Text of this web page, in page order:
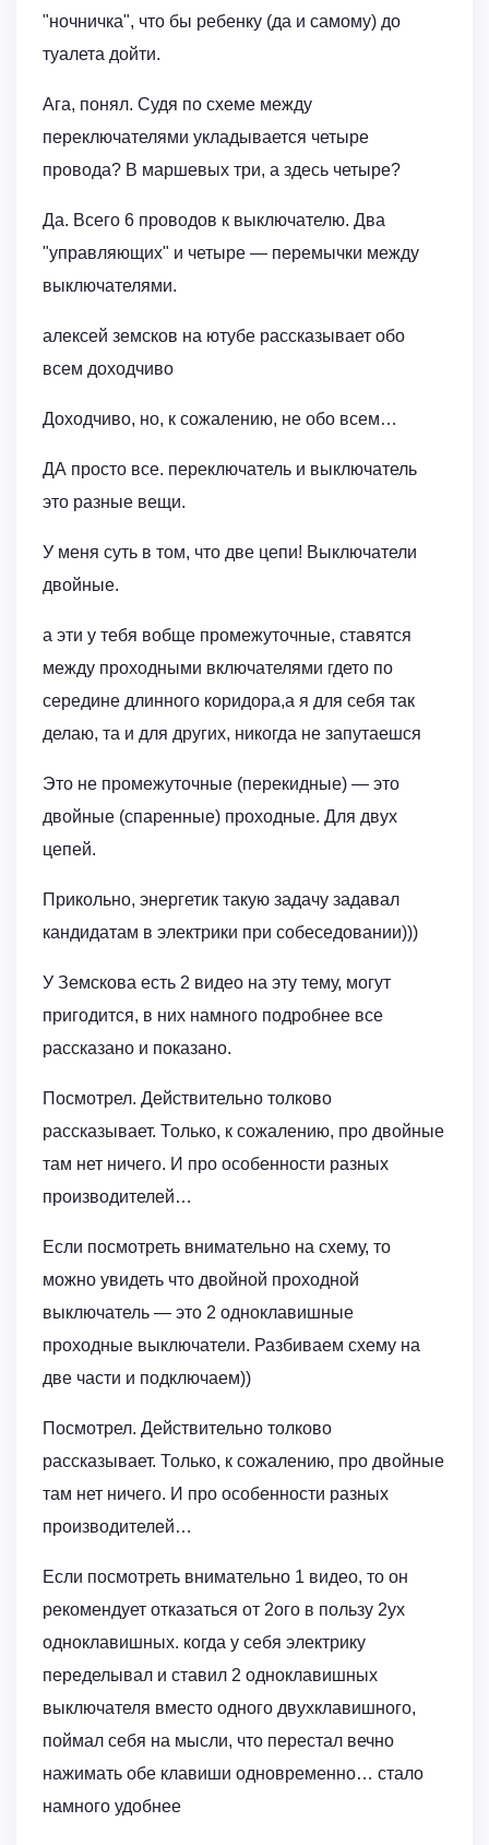
"ночничка", что бы ребенку (да и самому) до
туалета дойти.
Ага, понял. Судя по схеме между
переключателями укладывается четыре
провода? В маршевых три, а здесь четыре?
Да. Всего 6 проводов к выключателю. Два
"управляющих" и четыре — перемычки между
выключателями.
алексей земсков на ютубе рассказывает обо
всем доходчиво
Доходчиво, но, к сожалению, не обо всем…
ДА просто все. переключатель и выключатель
это разные вещи.
У меня суть в том, что две цепи! Выключатели
двойные.
а эти у тебя вобще промежуточные, ставятся
между проходными включателями гдето по
середине длинного коридора,а я для себя так
делаю, та и для других, никогда не запутаешся
Это не промежуточные (перекидные) — это
двойные (спаренные) проходные. Для двух
цепей.
Прикольно, энергетик такую задачу задавал
кандидатам в электрики при собеседовании)))
У Земскова есть 2 видео на эту тему, могут
пригодится, в них намного подробнее все
рассказано и показано.
Посмотрел. Действительно толково
рассказывает. Только, к сожалению, про двойные
там нет ничего. И про особенности разных
производителей…
Если посмотреть внимательно на схему, то
можно увидеть что двойной проходной
выключатель — это 2 одноклавишные
проходные выключатели. Разбиваем схему на
две части и подключаем))
Посмотрел. Действительно толково
рассказывает. Только, к сожалению, про двойные
там нет ничего. И про особенности разных
производителей…
Если посмотреть внимательно 1 видео, то он
рекомендует отказаться от 2ого в пользу 2ух
одноклавишных. когда у себя электрику
переделывал и ставил 2 одноклавишных
выключателя вместо одного двухклавишного,
поймал себя на мысли, что перестал вечно
нажимать обе клавиши одновременно… стало
намного удобнее